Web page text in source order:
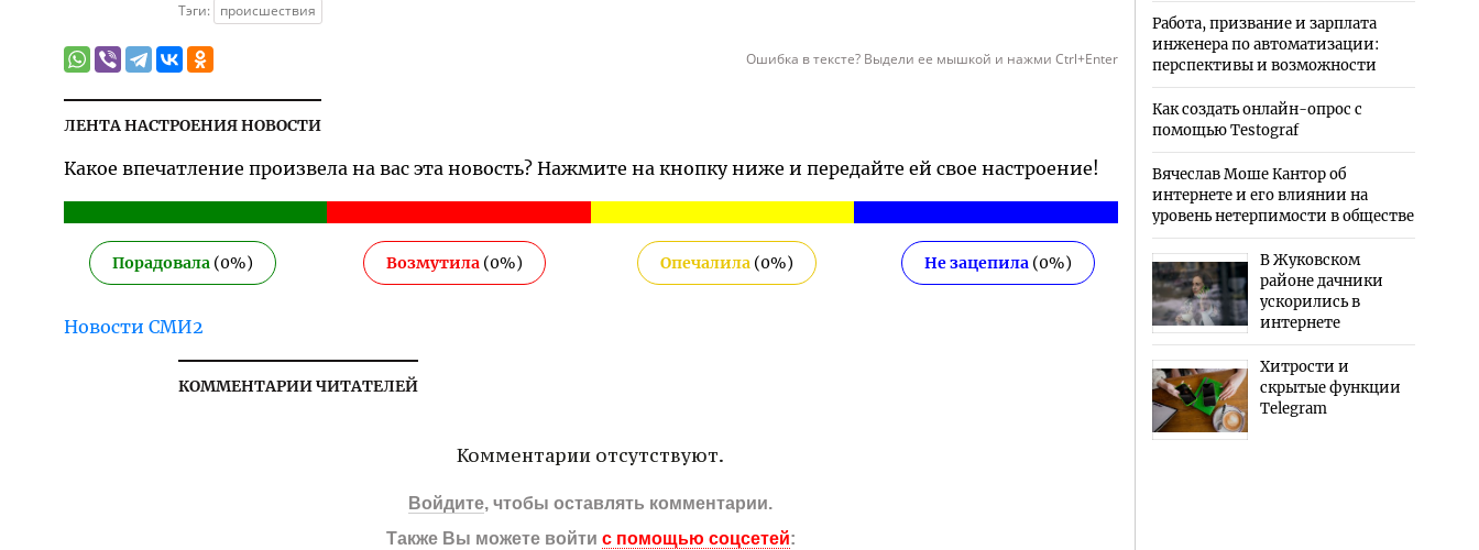
Тэги: происшествия
Ошибка в тексте? Выдели ее мышкой и нажми Ctrl+Enter
ЛЕНТА НАСТРОЕНИЯ НОВОСТИ
Какое впечатление произвела на вас эта новость? Нажмите на кнопку ниже и передайте ей свое настроение!
Порадовала (0%) Возмутила (0%) Опечалила(0%) Не зацепила (0%)
Новости СМИ2
КОММЕНТАРИИ ЧИТАТЕЛЕЙ
Комментарии отсутствуют.
Войдите, чтобы оставлять комментарии.
Также Вы можете войти с помощью соцсетей:
Работа, призвание и зарплата
инженера по автоматизации:
перспективы и возможности
Как создать онлайн-опрос с
помощью Testograf
Вячеслав Моше Кантор об
интернете и его влиянии на
уровень нетерпимости в обществе
В Жуковском
районе дачники
ускорились в
интернете
Хитрости и
скрытые функции
Telegram